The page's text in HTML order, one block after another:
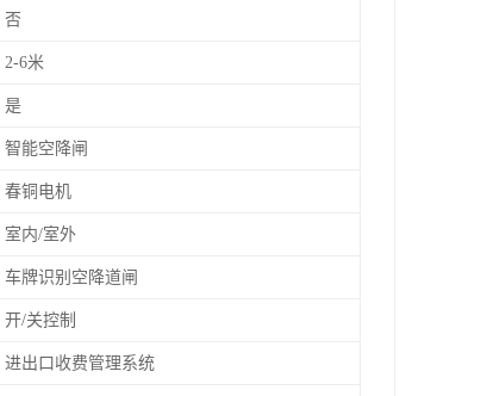
否
2-6米
是
智能空降闸
春铜电机
室内/室外
车牌识别空降道闸
开/关控制
进出口收费管理系统